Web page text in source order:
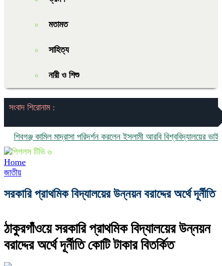
মতামত
সাহিত্য
নারী ও শিশু
সংবাদ শিরোনাম :
কামিল মাদ্রাসা পরিদর্শন করলেন ইসলামী আরবি বিশ্ববিদ্যালয়ের ভাইস
Home
জাতীয়
সরকারি প্রাথমিক বিদ্যালয়ের উন্নয়ন বরাদ্দের অর্থে দূর্নীতি
ঠাকুরগাঁওয়ে সরকারি প্রাথমিক বিদ্যালয়ের উন্নয়ন
বরাদ্দের অর্থে দূর্নীতি কোটি টাকার বিতর্কিত